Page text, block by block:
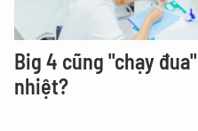
Big 4 cũng "chạy
nhiệt?